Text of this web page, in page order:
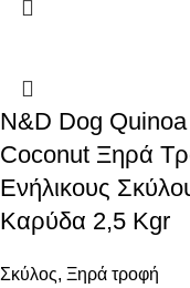
N&D Dog
Coconut Ξηρά
Ενήλικους
Καρύδα 2,5 Kgr
Σκύλος, Ξηρά τροφή